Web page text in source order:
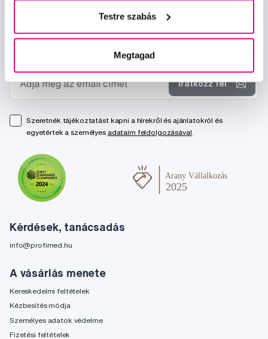
Testre szabás
Megtagad
Kérdések, tanácsadás
info@profimed.hu
A vásárlás menete
Kereskedelmi feltételek
Kézbesítés módja
Személyes adatok védelme
Fizetési feltételek
Iratkozz fel
Szeretnék tájékoztatást kapni a hírekről és ajánlatokról és
egyetértek a személyes adataim feldolgozásával